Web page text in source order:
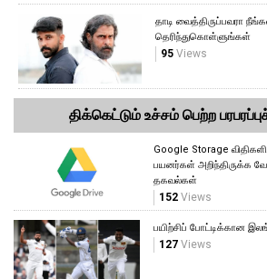
தாடி வைத்திருப்பவரா
தெரிந்துகொள்ளுங்கள்
95Views
திக்கெட்டும் உச்சம் பெற்ற
Google Storage
பயனர்கள் அறிந்திருக்க
தகவல்கள்
152 Views
பயிற்சிப் போட்டிக்கான
127 Views